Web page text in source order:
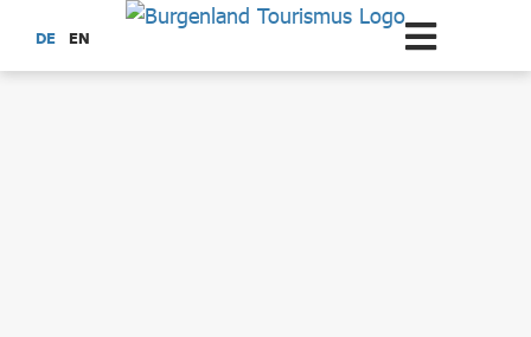
Zum Hauptinhalt springen
DE EN